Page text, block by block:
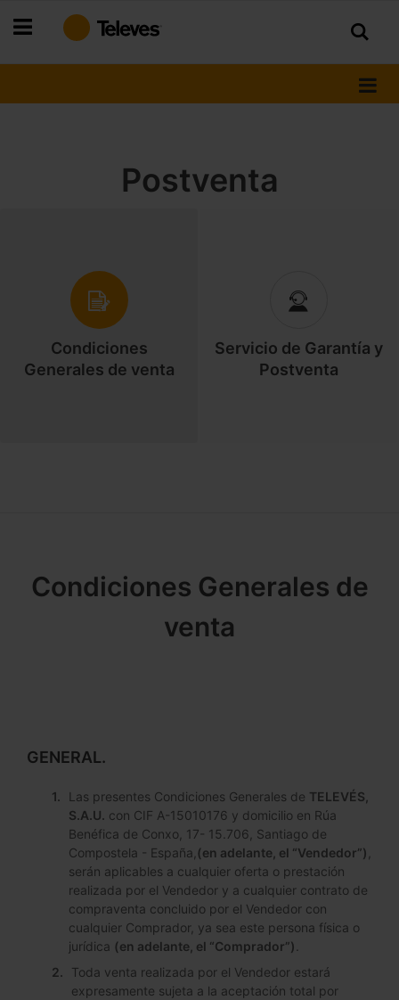
al
Postventa
Condiciones
Generales de venta
Servicio de Garantía y
Postventa
Condiciones Generales de
venta
GENERAL.
Las presentes Condiciones Generales de TELEVÉS,
S.A.U. con CIF A-15010176 y domicilio en Rúa
Benéfica de Conxo, 17- 15.706, Santiago de
Compostela - España, (en adelante, el “Vendedor”)
serán aplicables a cualquier oferta o prestación
realizada por el Vendedor y a cualquier contrato de
compraventa concluido por el Vendedor con
cualquier Comprador, ya sea este persona física o
jurídica (en adelante, el “Comprador”)
Toda venta realizada por el Vendedor estará
expresamente sujeta a la aceptación total por